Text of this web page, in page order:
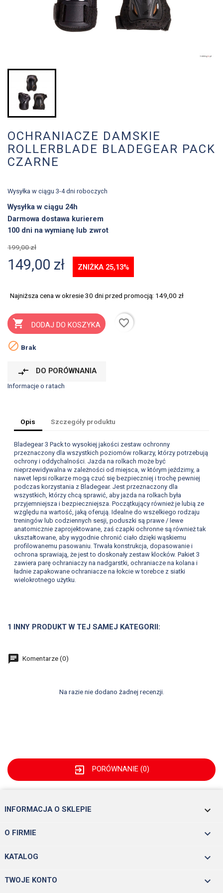
OCHRANIACZE DAMSKIE
ROLLERBLADE BLADEGEAR PACK
CZARNE
Wysyłka w ciągu 3-4 dni roboczych
Wysyłka w ciągu 24h
Darmowa dostawa kurierem
100 dni na wymianę lub zwrot
199,00 zł
149,00 zł ZNIŻKA 25,13%
Najniższa cena w okresie 30 dni przed promocją: 149,00 zł
 DODAJ DO KOSZYKA
favorite_border
 Brak
compare_arrows DO PORÓWNANIA
Informacje o ratach
Opis Szczegóły produktu
Bladegear 3 Pack to wysokiej jakości zestaw ochronny
przeznaczony dla wszystkich poziomów rolkarzy, którzy potrzebują
ochrony i oddychalności. Jazda na rolkach może być
nieprzewidywalna w zależności od miejsca, w którym jeździmy, a
nawet lepsi rolkarze mogą czuć się bezpieczniej i trochę pewniej
podczas korzystania z Bladegear. Jest przeznaczony dla
wszystkich, którzy chcą sprawić, aby jazda na rolkach była
przyjemniejsza i bezpieczniejsza. Początkujący również je lubią ze
względu na wartość, jaką oferują. Idealne do wszelkiego rodzaju
treningów lub codziennych sesji, poduszki są prawe / lewe
anatomicznie zaprojektowane, zaś czapki ochronne są również tak
ukształtowane, aby wygodnie chronić ciało dzięki wąskiemu
profilowanemu pasowaniu. Trwała konstrukcja, dopasowanie i
ochrona sprawiają, że jest to doskonały zestaw klocków. Pakiet 3
zawiera parę ochraniaczy na nadgarstki, ochraniacze na kolana i
ładnie zapakowane ochraniacze na łokcie w torebce z siatki
wielokrotnego użytku.
1 INNY PRODUKT W TEJ SAMEJ KATEGORII:
Komentarze (0)
Na razie nie dodano żadnej recenzji.
exit_to_app PORÓWNANIE (0)
INFORMACJA O SKLEPIE keyboard_arrow_down
O FIRMIE 
KATALOG 
TWOJE KONTO 